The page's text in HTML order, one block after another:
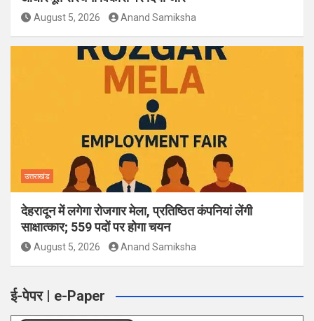
August 5, 2026 Anand Samiksha
उत्तराखंड
देहरादून में लगेगा रोजगार मेला, प्रतिष्ठित कंपनियां लेंगी
साक्षात्कार; 559 पदों पर होगा चयन
August 5, 2026 Anand Samiksha
ई-पेपर | e-Paper